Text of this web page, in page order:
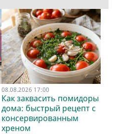
08.08.2026 17:00
Как заквасить помидоры
дома: быстрый рецепт с
консервированным
хреном